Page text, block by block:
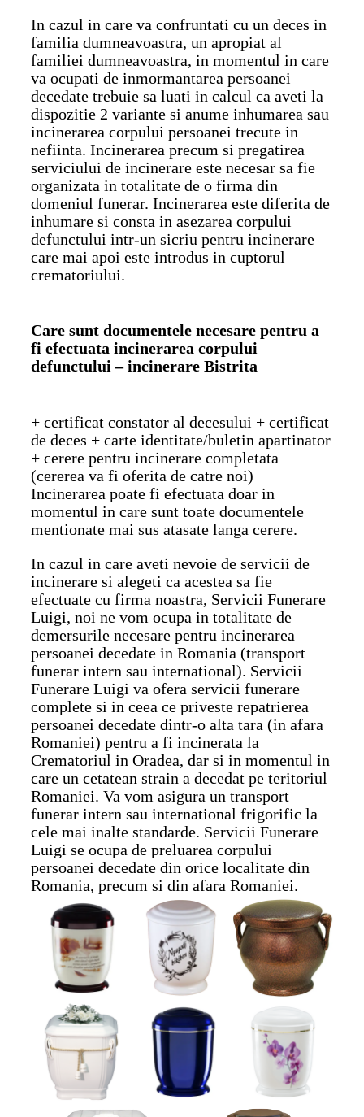
In cazul in care va confruntati cu un deces in
familia dumneavoastra, un apropiat al
familiei dumneavoastra, in momentul in care
va ocupati de inmormantarea persoanei
decedate trebuie sa luati in calcul ca aveti la
dispozitie 2 variante si anume inhumarea sau
incinerarea corpului persoanei trecute in
nefiinta. Incinerarea precum si pregatirea
serviciului de incinerare este necesar sa fie
organizata in totalitate de o firma din
domeniul funerar. Incinerarea este diferita de
inhumare si consta in asezarea corpului
defunctului intr-un sicriu pentru incinerare
care mai apoi este introdus in cuptorul
crematoriului.
Care sunt documentele necesare pentru a
fi efectuata incinerarea corpului
defunctului –incinerare Bistrita
+ certificat constator al decesului + certificat
de deces + carte identitate/buletin apartinator
+ cerere pentru incinerare completata
(cererea va fi oferita de catre noi)
Incinerarea poate fi efectuata doar in
momentul in care sunt toate documentele
mentionate mai sus atasate langa cerere.
In cazul in care aveti nevoie de servicii de
incinerare si alegeti ca acestea sa fie
efectuate cu firma noastra, Servicii Funerare
Luigi, noi ne vom ocupa in totalitate de
demersurile necesare pentru incinerarea
persoanei decedate in Romania (transport
funerar intern sau international). Servicii
Funerare Luigi va ofera servicii funerare
complete si in ceea ce priveste repatrierea
persoanei decedate dintr-o alta tara (in afara
Romaniei) pentru a fi incinerata la
Crematoriul in Oradea, dar si in momentul in
care un cetatean strain a decedat pe teritoriul
Romaniei. Va vom asigura un transport
funerar intern sau international frigorific la
cele mai inalte standarde. Servicii Funerare
Luigi se ocupa de preluarea corpului
persoanei decedate din orice localitate din
Romania, precum si din afara Romaniei.